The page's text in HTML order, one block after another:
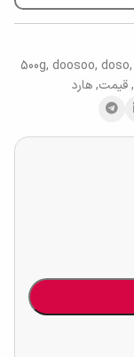
500g, doosoo, doso,
,قیمت,هارد